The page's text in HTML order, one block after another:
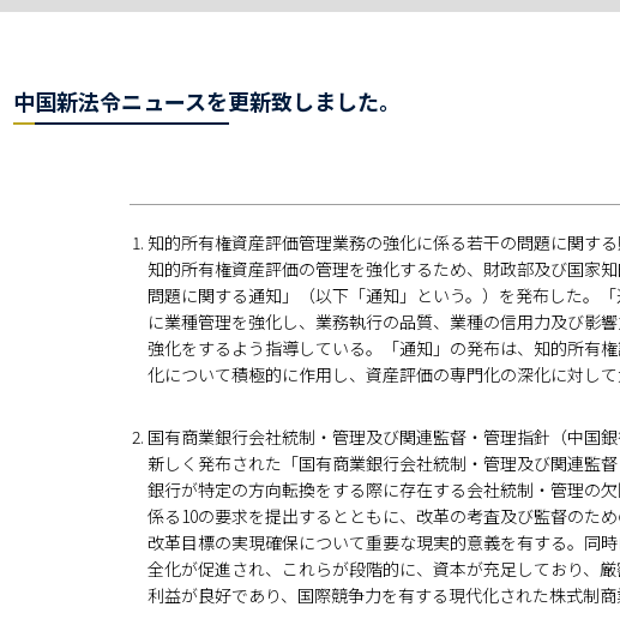
中国新法令ニュースを更新致しました。
知的所有権資産評価管理業務の強化に係る若干の問題に関す
知的所有権資産評価の管理を強化するため、財政部及び国家
問題に関する通知」（以下「通知」という。）を発布した。
に業種管理を強化し、業務執行の品質、業種の信用力及び影
強化をするよう指導している。「通知」の発布は、知的所有
化について積極的に作用し、資産評価の専門化の深化に対して
国有商業銀行会社統制・管理及び関連監督・管理指針（中国
新しく発布された「国有商業銀行会社統制・管理及び関連監
銀行が特定の方向転換をする際に存在する会社統制・管理の
係る10の要求を提出するとともに、改革の考査及び監督のた
改革目標の実現確保について重要な現実的意義を有する。同
全化が促進され、これらが段階的に、資本が充足しており、
利益が良好であり、国際競争力を有する現代化された株式制